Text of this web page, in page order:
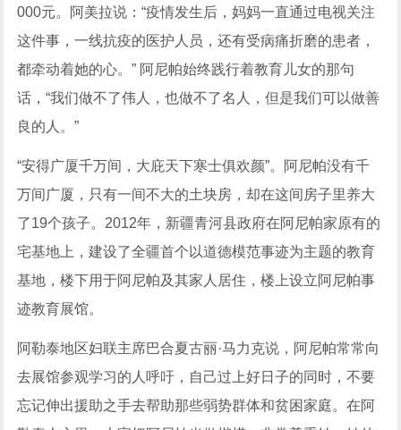
000元。阿美拉说：“疫情发生后，妈妈一直通过电视关注
这件事，一线抗疫的医护人员，还有受病痛折磨的患者，
都牵动着她的心。” 阿尼帕始终践行着教育儿女的那句
话，“我们做不了伟人，也做不了名人，但是我们可以做善
良的人。”
“安得广厦千万间，大庇天下寒士俱欢颜”。阿尼帕没有千
万间广厦，只有一间不大的土块房，却在这间房子里养大
了19个孩子。2012年，新疆青河县政府在阿尼帕家原有的
宅基地上，建设了全疆首个以道德模范事迹为主题的教育
基地，楼下用于阿尼帕及其家人居住，楼上设立阿尼帕事
迹教育展馆。
阿勒泰地区妇联主席巴合夏古丽·马力克说，阿尼帕常常向
去展馆参观学习的人呼吁，自己过上好日子的同时，不要
忘记伸出援助之手去帮助那些弱势群体和贫困家庭。在阿